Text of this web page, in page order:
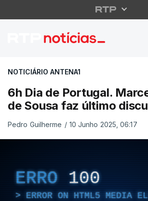
6h Dia de
NOTICIÁRIO ANTENA1
6h Dia de Portugal.
de Sousa faz último
Pedro Guilherme / 10 Junho 2025, 06:17
ERRO 100
ERROR ON HTML5 MEDIA